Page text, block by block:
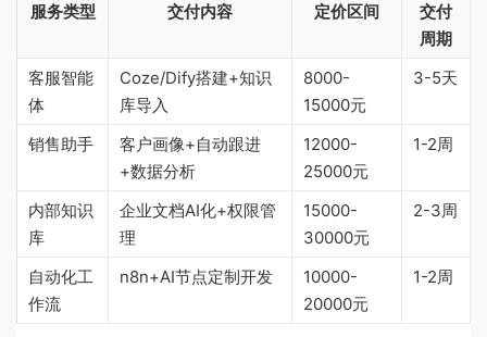
服务类型 交付内容 定价区间
交付
周期
客服智能
体
Coze/Dify搭建+知识
库导入
8000-
15000元
3-5天
销售助手
客户画像+自动跟进
+数据分析
12000-
25000元
1-2周
内部知识
库
企业文档AI化+权限管
理
15000-
30000元
2-3周
自动化工
作流
n8n+AI节点定制开发
10000-
20000元
1-2周